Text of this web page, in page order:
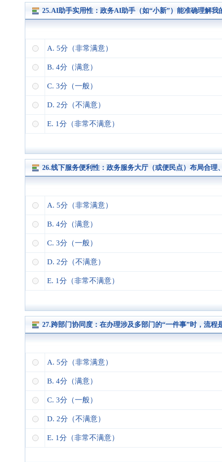
25.AI助手实用性：政务AI助手（如“小新”）能准确理解
A. 5分（非常满意）
B. 4分（满意）
C. 3分（一般）
D. 2分（不满意）
E. 1分（非常不满意）
26.线下服务便利性：政务服务大厅（或便民点）布局合
A. 5分（非常满意）
B. 4分（满意）
C. 3分（一般）
D. 2分（不满意）
E. 1分（非常不满意）
27.跨部门协同度：在办理涉及多部门的“一件事”时，流
A. 5分（非常满意）
B. 4分（满意）
C. 3分（一般）
D. 2分（不满意）
E. 1分（非常不满意）